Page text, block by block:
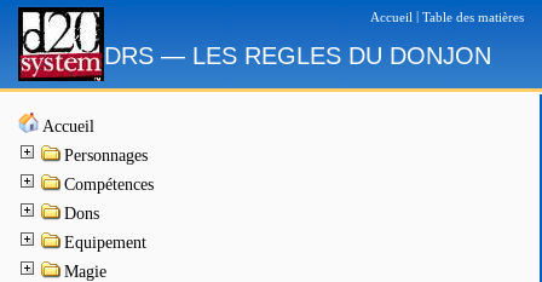
Accueil Table des matières
DRS — LES REGLES DU DONJON
Accueil
Personnages
Compétences
Dons
Equipement
Magie